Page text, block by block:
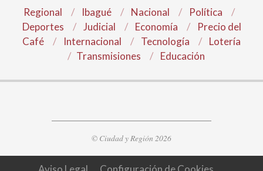
Regional Ibagué Nacional
Política
Deportes
Judicial Economía
Precio del
Café
Internacional Tecnología
Lotería
Transmisiones
Educación
© Ciudad y Región 2026